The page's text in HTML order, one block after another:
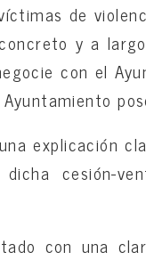
de
y a
con el
explicación
cesión-
con una